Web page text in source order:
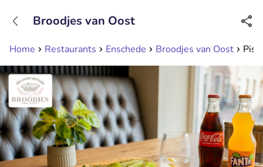
Disponible jusqu'à 23:00 heures
Home Restaurants Enschede Broodjes van Oost
Broodjes van Oost